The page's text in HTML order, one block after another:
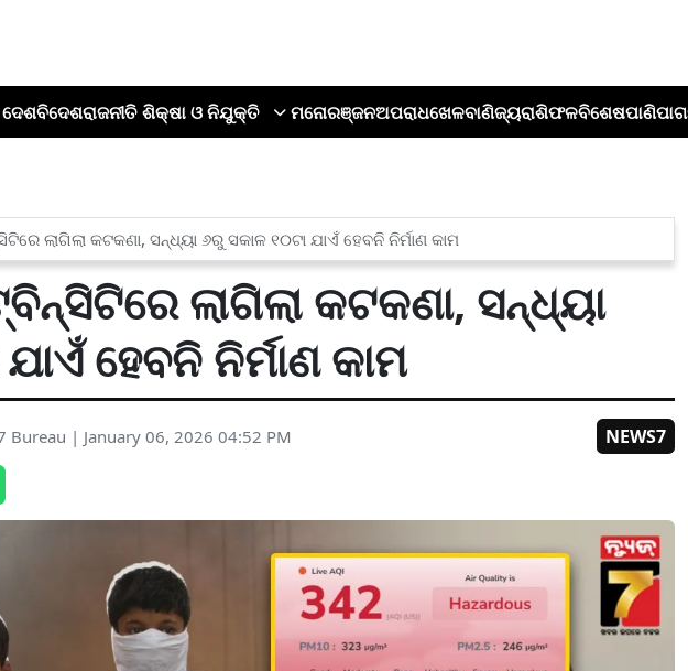
ଦେଶବିଦେଶରାଜନୀତି ଶିକ୍ଷା ଓ ନିଯୁକ୍ତି ମନୋରଞ୍ଜନଅପରାଧଖେଳବାଣିଜ୍ୟରାଶିଫଳବିଶେଷପାଣିପାଗ
ଲାଗିଲା କଟକଣା, ସନ୍ଧ୍ୟା ୬ରୁ ସକାଳ ୧୦ଟା ଯାଏଁ ହେବନି ନିର୍ମାଣ କାମ
ଲାଗିଲା କଟକଣା, ସନ୍ଧ୍ୟା
ହେବନି ନିର୍ମାଣ କାମ
Bureau | January 06, 2026 04:52 PM
NEWS7